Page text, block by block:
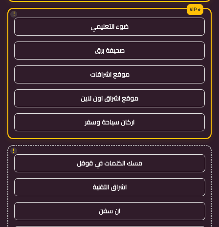
!
ضوء التعليمي
صحيفة برق
موقع اشراقات
موقع اشراق اون لاين
اركان سياحة وسفر
!
مسك الكلمات في قوقل
اشراق التقنية
ان سفن